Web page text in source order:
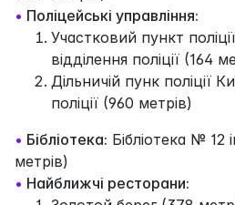
• Поліцейські управління:
Участковий пункт
відділення поліції (164
Дільничій пунк поліції
поліції (960 метрів)
• Бібліотека: Бібліотека № 12
метрів)
• Найближчі ресторани: